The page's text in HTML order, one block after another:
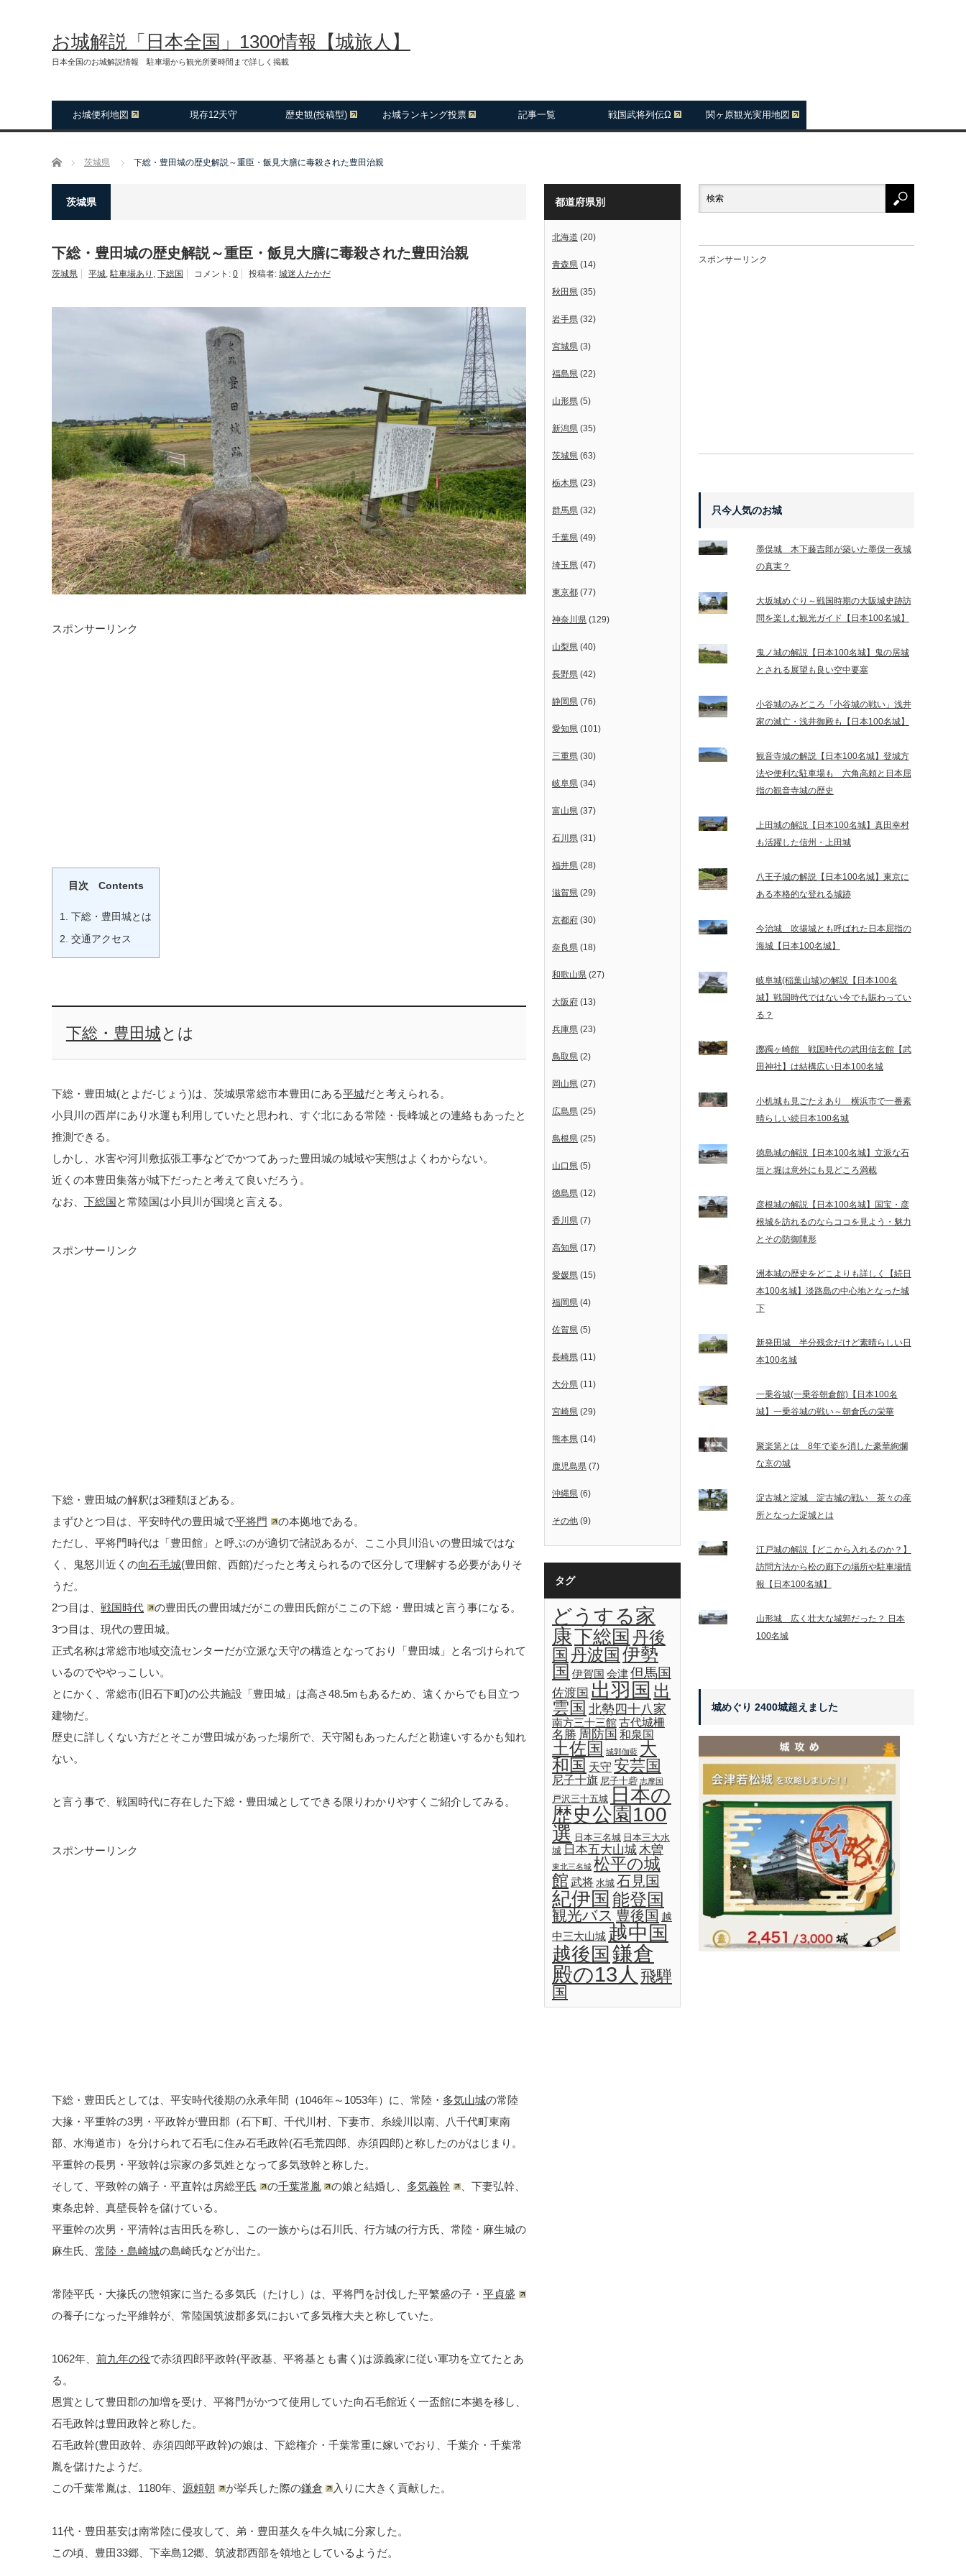
お城解説「日本全国」1300情報【城旅人】
日本全国のお城解説情報 駐車場から観光所要時間まで詳しく掲載
お城便利地図 現存12天守 歴史観(投稿型) お城ランキング投票 記事一覧 戦国武将列伝Ω 関ヶ原観光実用地図
ホーム 茨城県 下総・豊田城の歴史解説～重臣・飯見大膳に毒殺された豊田治親
茨城県
下総・豊田城の歴史解説～重臣・飯見大膳に毒殺された豊田治親
茨城県 平城,駐車場あり , 下総国 コメント: 0 投稿者: 城迷人たかだ
スポンサーリンク
目次 Contents
1. 下総・豊田城とは
2. 交通アクセス
下総・豊田城とは
下総・豊田城(とよだ-じょう)は、茨城県常総市本豊田にある平城だと考えられる。
小貝川の西岸にあり水運も利用していたと思われ、すぐ北にある常陸・長峰城との連絡もあったと
推測できる。
しかし、水害や河川敷拡張工事などでかつてあった豊田城の城域や実態はよくわからない。
近くの本豊田集落が城下だったと考えて良いだろう。
なお、 下総国と常陸国は小貝川が国境と言える。
スポンサーリンク
下総・豊田城の解釈は3種類ほどある。
まずひとつ目は、平安時代の豊田城で平将門
の本拠地である。
ただし、平将門時代は「豊田館」と呼ぶのが適切で諸説あるが、ここ小貝川沿いの豊田城ではな
く、鬼怒川近くの向石毛城(豊田館、西館)だったと考えられるので区分して理解する必要がありそ
うだ。
2つ目は、 戦国時代
の豊田氏の豊田城だがこの豊田氏館がここの下総・豊田城と言う事になる。
3つ目は、現代の豊田城。
正式名称は常総市地域交流センターだが立派な天守の構造となっており「豊田城」と名づけられて
いるのでややっこしい。
とにかく、常総市(旧石下町)の公共施設「豊田城」は高さ48.5mもあるため、遠くからでも目立つ
建物だ。
歴史に詳しくない方だとそこが豊田城があった場所で、天守閣もあったんだと勘違いするかも知れ
ない。
と言う事で、戦国時代に存在した下総・豊田城としてできる限りわかりやすくご紹介してみる。
スポンサーリンク
下総・豊田氏としては、平安時代後期の永承年間（1046年～1053年）に、常陸・ 多気山城の常陸
大掾・平重幹の3男・平政幹が豊田郡（石下町、千代川村、下妻市、糸繰川以南、八千代町東南
部、水海道市）を分けられて石毛に住み石毛政幹(石毛荒四郎、赤須四郎)と称したのがはじまり。
平重幹の長男・平致幹は宗家の多気姓となって多気致幹と称した。
そして、平致幹の嫡子・平直幹は房総平氏 の千葉常胤 の娘と結婚し、 多気義幹
、下妻弘幹、
東条忠幹、真壁長幹を儲けている。
平重幹の次男・平清幹は吉田氏を称し、この一族からは石川氏、行方城の行方氏、常陸・麻生城の
麻生氏、 常陸・島崎城の島崎氏などが出た。
常陸平氏・大掾氏の惣領家に当たる多気氏（たけし）は、平将門を討伐した平繁盛の子・ 平貞盛
の養子になった平維幹が、常陸国筑波郡多気において多気権大夫と称していた。
1062年、 前九年の役で赤須四郎平政幹(平政基、平将基とも書く)は源義家に従い軍功を立てたとあ
る。
恩賞として豊田郡の加増を受け、平将門がかつて使用していた向石毛館近く一盃館に本拠を移し、
石毛政幹は豊田政幹と称した。
石毛政幹(豊田政幹、赤須四郎平政幹)の娘は、下総権介・千葉常重に嫁いでおり、千葉介・千葉常
胤を儲けたようだ。
この千葉常胤は、1180年、 源頼朝 が挙兵した際の鎌倉 入りに大きく貢献した。
11代・豊田基安は南常陸に侵攻して、弟・豊田基久を牛久城に分家した。
この頃、豊田33郷、下幸島12郷、筑波郡西部を領地としているようだ。
都道府県別
北海道 (20)
青森県 (14)
秋田県 (35)
岩手県 (32)
宮城県 (3)
福島県 (22)
山形県 (5)
新潟県 (35)
茨城県 (63)
栃木県 (23)
群馬県 (32)
千葉県 (49)
埼玉県 (47)
東京都 (77)
神奈川県 (129)
山梨県 (40)
長野県 (42)
静岡県 (76)
愛知県 (101)
三重県 (30)
岐阜県 (34)
富山県 (37)
石川県 (31)
福井県 (28)
滋賀県 (29)
京都府 (30)
奈良県 (18)
和歌山県 (27)
大阪府 (13)
兵庫県 (23)
鳥取県 (2)
岡山県 (27)
広島県 (25)
島根県 (25)
山口県 (5)
徳島県 (12)
香川県 (7)
高知県 (17)
愛媛県 (15)
福岡県 (4)
佐賀県 (5)
長崎県 (11)
大分県 (11)
宮崎県 (29)
熊本県 (14)
鹿児島県 (7)
沖縄県 (6)
その他 (9)
タグ
どうする家
康下総国 丹後
国 丹波国 伊勢
国 伊賀国 会津但馬国
佐渡国 出羽国 出
雲国 北勢四十八家
南方三十三館古代城柵
名勝 周防国 和泉国
土佐国 城郭伽藍 大
和国 天守 安芸国
尼子十旗 尼子十砦 志摩国
戸沢三十五城 日本の
歴史公園100
選 日本三名城 日本三大水
城 日本五大山城木曽
東北三名城 松平の城
館 武将 水城 石見国
紀伊国 能登国
観光バス 豊後国 越
中三大山城 越中国
越後国 鎌倉
殿の13人 飛騨
国
スポンサーリンク
只今人気のお城
墨俣城 木下藤吉郎が築いた墨俣一夜城
の真実？
大坂城めぐり～戦国時期の大阪城史跡訪
問を楽しむ観光ガイド【日本100名城】
鬼ノ城の解説【日本100名城】鬼の居城
とされる展望も良い空中要塞
小谷城のみどころ「小谷城の戦い」浅井
家の滅亡・浅井御殿も【日本100名城】
観音寺城の解説【日本100名城】登城方
法や便利な駐車場も 六角高頼と日本屈
指の観音寺城の歴史
上田城の解説【日本100名城】真田幸村
も活躍した信州・上田城
八王子城の解説【日本100名城】東京に
ある本格的な登れる城跡
今治城 吹揚城とも呼ばれた日本屈指の
海城【日本100名城】
岐阜城(稲葉山城)の解説【日本100名
城】戦国時代ではない今でも賑わってい
る？
躑躅ヶ崎館 戦国時代の武田信玄館【武
田神社】は結構広い日本100名城
小机城も見ごたえあり 横浜市で一番素
晴らしい続日本100名城
徳島城の解説【日本100名城】立派な石
垣と堀は意外にも見どころ満載
彦根城の解説【日本100名城】国宝・彦
根城を訪れるのならココを見よう・魅力
とその防御陣形
洲本城の歴史をどこよりも詳しく【続日
本100名城】淡路島の中心地となった城
下
新発田城 半分残念だけど素晴らしい日
本100名城
一乗谷城(一乗谷朝倉館)【日本100名
城】一乗谷城の戦い～朝倉氏の栄華
聚楽第とは 8年で姿を消した豪華絢爛
な京の城
淀古城と淀城 淀古城の戦い 茶々の産
所となった淀城とは
江戸城の解説【どこから入れるのか？】
訪問方法から松の廊下の場所や駐車場情
報【日本100名城】
山形城 広く壮大な城郭だった？ 日本
100名城
城めぐり 2400城超えました